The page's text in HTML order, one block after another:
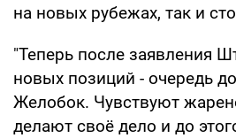
на новых рубежах, так и
"Теперь после заявления
новых позиций - очередь
Желобок. Чувствуют
делают своё дело и до